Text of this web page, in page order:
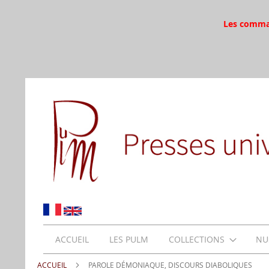
Les
ACCUEIL LES PULM COLLECTIONS
ACCUEIL PAROLE DÉMONIAQUE, DISCOURS DIABOLIQUES